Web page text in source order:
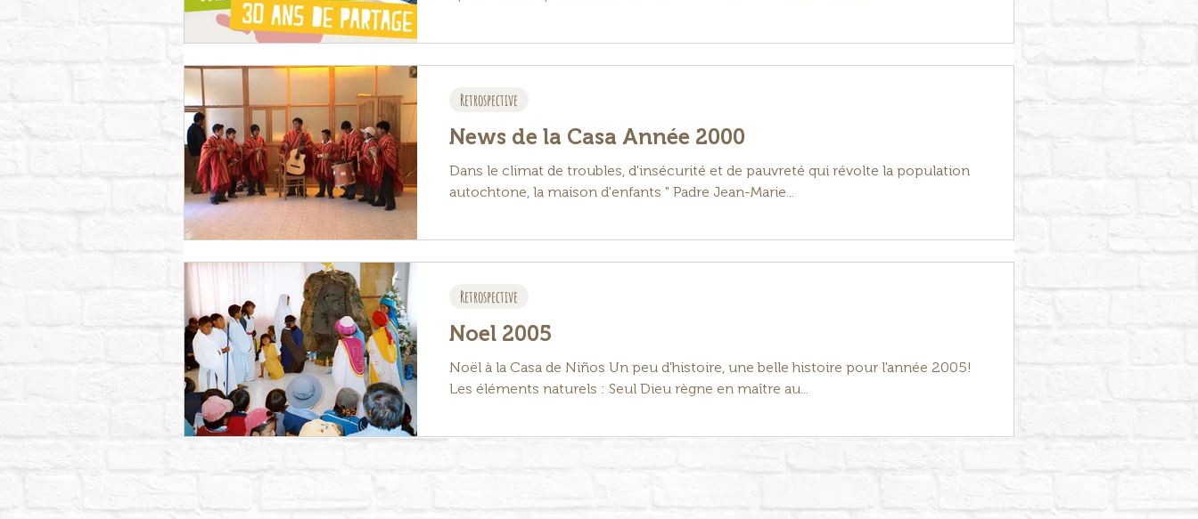
News de la Casa Année 2000
Dans le climat de troubles, d'insécurité et de pauvreté qui révolte la population
autochtone, la maison d'enfants " Padre Jean-Marie...
Retrospective
Noel 2005
Noël à la Casa de Niños Un peu d'histoire, une belle histoire pour l'année 2005!
Les éléments naturels : Seul Dieu règne en maître au...
Retrospective